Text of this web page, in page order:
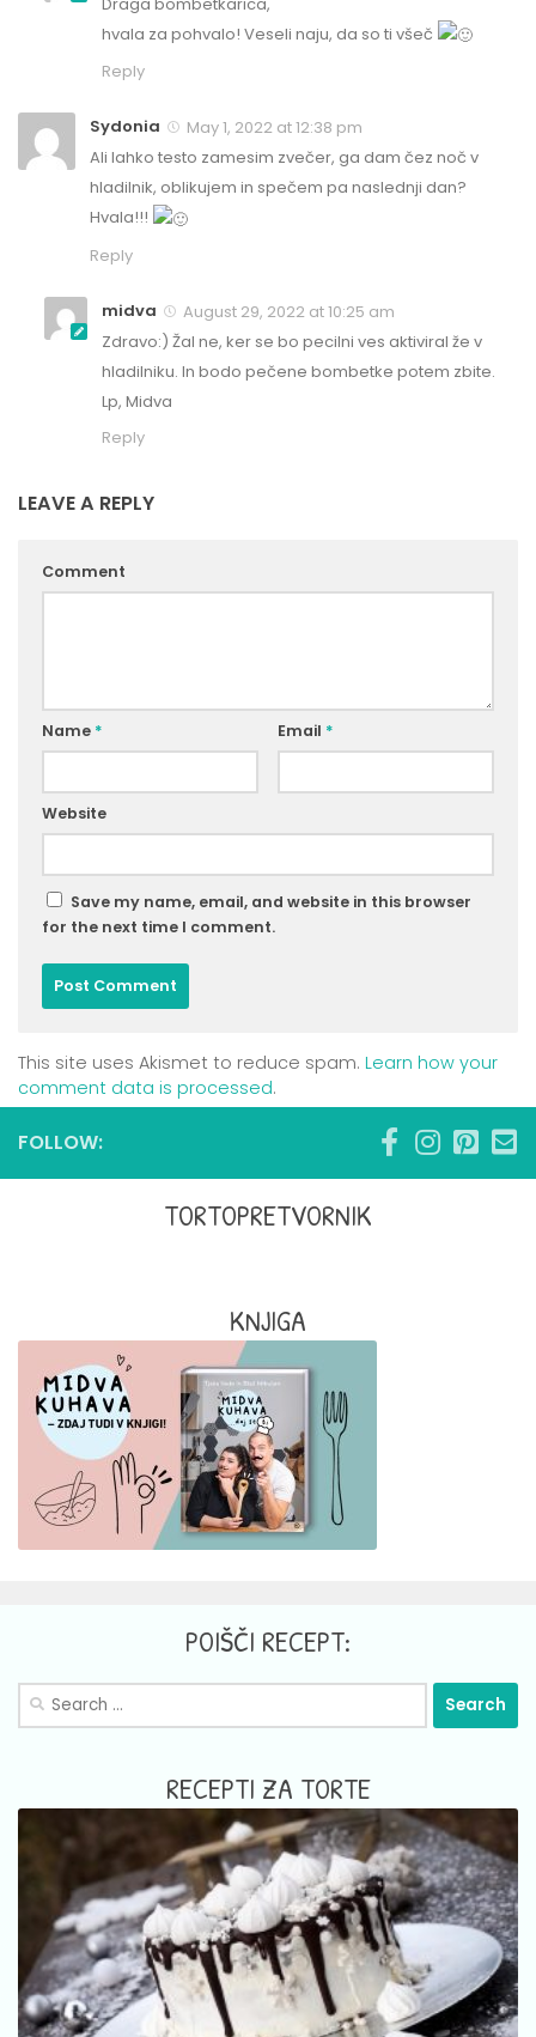
hvala za pohvalo! Veseli naju, da so ti všeč
Reply
Sydonia
May 1, 2022 at 12:38 pm
Ali lahko testo zamesim zvečer, ga dam čez noč v
hladilnik, oblikujem in spečem pa naslednji dan?
Hvala!!!
Reply
midva
August 29, 2022 at 10:25 am
Zdravo:) Žal ne, ker se bo pecilni ves aktiviral že v
hladilniku. In bodo pečene bombetke potem zbite.
Lp, Midva
Reply
LEAVE A REPLY
Comment
Name * Email *
Website
Save my name, email, and website in this browser
for the next time I comment.
This site uses Akismet to reduce spam. Learn how your
comment data is processed.
FOLLOW:
TORTOPRETVORNIK
KNJIGA
POIŠČI RECEPT:
Search
RECEPTI ZA TORTE